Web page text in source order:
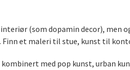
(som dopamin decor), men
et maleri til stue, kunst til
med pop kunst, urban